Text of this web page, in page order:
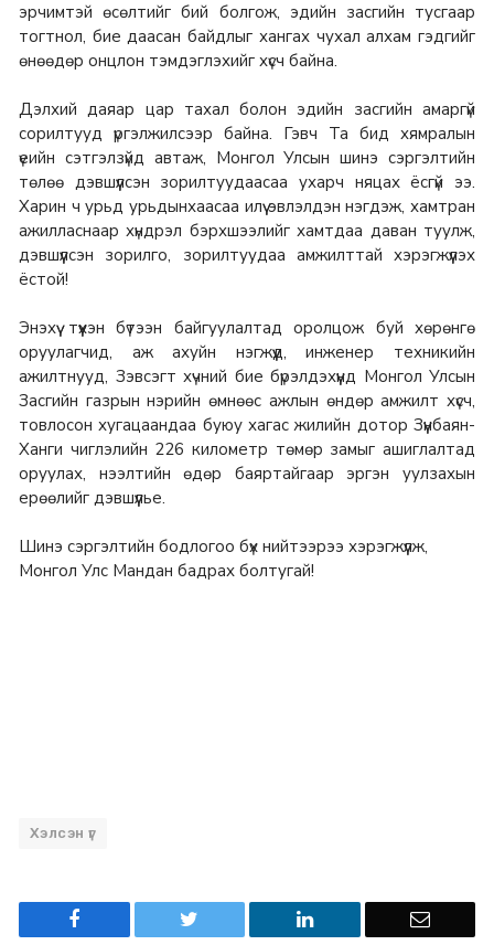
эрчимтэй өсөлтийг бий болгож, эдийн засгийн тусгаар
тогтнол, бие даасан байдлыг хангах чухал алхам гэдгийг
өнөөдөр онцлон тэмдэглэхийг хүсч байна.
Дэлхий даяар цар тахал болон эдийн засгийн амаргүй
сорилтууд үргэлжилсээр байна. Гэвч Та бид хямралын
үеийн сэтгэлзүйд автаж, Монгол Улсын шинэ сэргэлтийн
төлөө дэвшүүлсэн зорилтуудаасаа ухарч няцах ёсгүй ээ.
Харин ч урьд урьдынхаасаа илүү эвлэлдэн нэгдэж, хамтран
ажилласнаар хүндрэл бэрхшээлийг хамтдаа даван туулж,
дэвшүүлсэн зорилго, зорилтуудаа амжилттай хэрэгжүүлэх
ёстой!
Энэхүү түүхэн бүтээн байгуулалтад оролцож буй хөрөнгө
оруулагчид, аж ахуйн нэгжүүд, инженер техникийн
ажилтнууд, Зэвсэгт хүчний бие бүрэлдэхүүнд Монгол Улсын
Засгийн газрын нэрийн өмнөөс ажлын өндөр амжилт хүсч,
товлосон хугацаандаа буюу хагас жилийн дотор Зүүнбаян-
Ханги чиглэлийн 226 километр төмөр замыг ашиглалтад
оруулах, нээлтийн өдөр баяртайгаар эргэн уулзахын
ерөөлийг дэвшүүлье.
Шинэ сэргэлтийн бодлогоо бүх нийтээрээ хэрэгжүүлж,
Монгол Улс Мандан бадрах болтугай!
Хэлсэн үг